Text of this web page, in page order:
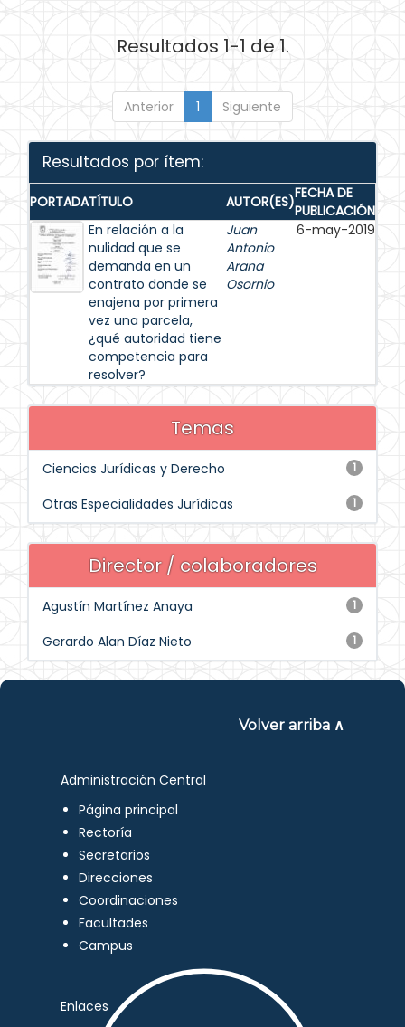
Resultados 1-1 de 1.
Anterior 1 Siguiente
Resultados por ítem:
PORTADATÍTULO AUTOR(ES)FECHA DE
PUBLICACIÓN
En relación a la
nulidad que se
demanda en un
contrato donde se
enajena por primera
vez una parcela,
¿qué autoridad tiene
competencia para
resolver?
Juan
Antonio
Arana
Osornio
6-may-2019
Temas
1
Ciencias Jurídicas y Derecho
1
Otras Especialidades Jurídicas
Director / colaboradores
1
Agustín Martínez Anaya
1
Gerardo Alan Díaz Nieto
Volver arriba ∧
Administración Central
Página principal
Rectoría
Secretarios
Direcciones
Coordinaciones
Facultades
Campus
Enlaces